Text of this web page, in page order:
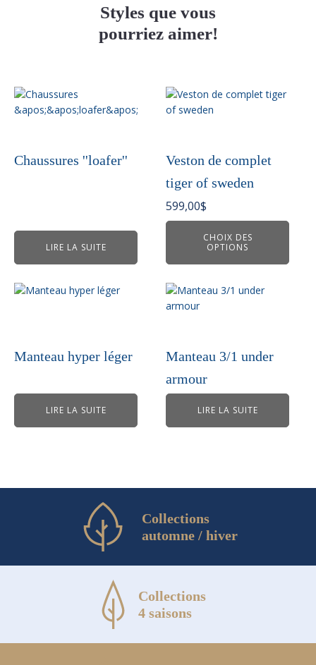
Styles que vous
pourriez aimer!
Chaussures ''loafer''
LIRE LA SUITE
Veston de complet
tiger of sweden
599,00$
CHOIX DES
OPTIONS
Ce
produit
variations.
options
peuvent
être
la
page
du
produit
Manteau hyper léger
LIRE LA SUITE
Manteau 3/1 under
armour
LIRE LA SUITE
Collections
automne / hiver
Collections
4 saisons